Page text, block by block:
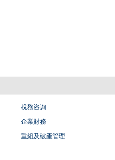
稅務咨詢
企業財務
重組及破產管理